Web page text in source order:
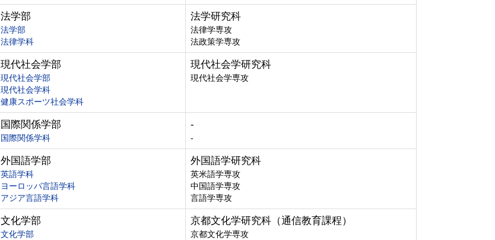
法学部
法学部
法律学科
法学研究科
法律学専攻
法政策学専攻
現代社会学部
現代社会学部
現代社会学科
健康スポーツ社会学科
現代社会学研究科
現代社会学専攻
国際関係学部
国際関係学科
-
-
外国語学部
英語学科
ヨーロッパ言語学科
アジア言語学科
外国語学研究科
英米語学専攻
中国語学専攻
言語学専攻
文化学部
文化学部
京都文化学研究科（通信教育課程）
京都文化学専攻